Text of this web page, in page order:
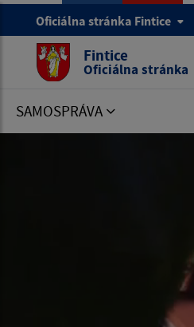
Oficiálna stránka Fintice
Fintice
Oficiálna stránka
SAMOSPRÁVA